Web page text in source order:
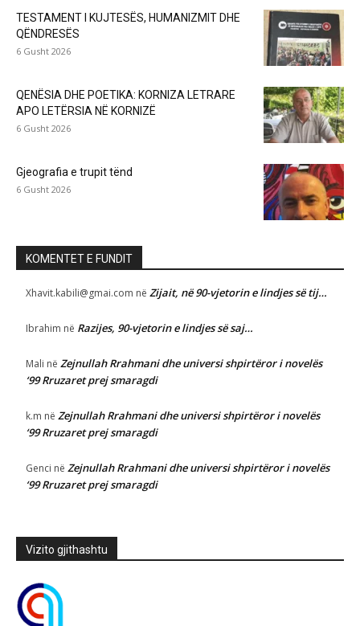
TESTAMENT I KUJTESËS, HUMANIZMIT DHE
QËNDRESËS
6 Gusht 2026
QENËSIA DHE POETIKA: KORNIZA LETRARE
APO LETËRSIA NË KORNIZË
6 Gusht 2026
Gjeografia e trupit tënd
6 Gusht 2026
KOMENTET E FUNDIT
Xhavit.kabili@gmai.com në Zijait, në 90-vjetorin e lindjes së tij…
Ibrahim në Razijes, 90-vjetorin e lindjes së saj…
Mali në Zejnullah Rrahmani dhe universi shpirtëror i novelës
‘99 Rruzaret prej smaragdi
k.m në Zejnullah Rrahmani dhe universi shpirtëror i novelës
‘99 Rruzaret prej smaragdi
Genci në Zejnullah Rrahmani dhe universi shpirtëror i novelës
‘99 Rruzaret prej smaragdi
Vizito gjithashtu